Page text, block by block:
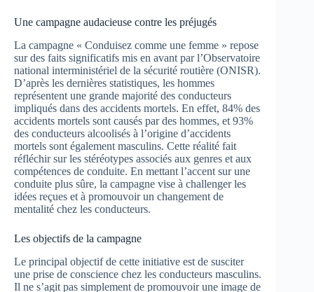
Une campagne audacieuse contre les préjugés
La campagne « Conduisez comme une femme » repose
sur des faits significatifs mis en avant par l’Observatoire
national interministériel de la sécurité routière (ONISR).
D’après les dernières statistiques, les hommes
représentent une grande majorité des conducteurs
impliqués dans des accidents mortels. En effet, 84% des
accidents mortels sont causés par des hommes, et 93%
des conducteurs alcoolisés à l’origine d’accidents
mortels sont également masculins. Cette réalité fait
réfléchir sur les stéréotypes associés aux genres et aux
compétences de conduite. En mettant l’accent sur une
conduite plus sûre, la campagne vise à challenger les
idées reçues et à promouvoir un changement de
mentalité chez les conducteurs.
Les objectifs de la campagne
Le principal objectif de cette initiative est de susciter
une prise de conscience chez les conducteurs masculins.
Il ne s’agit pas simplement de promouvoir une image de